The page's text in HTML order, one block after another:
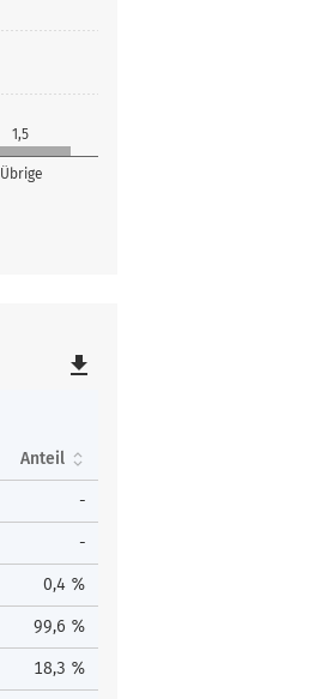
Übrige
1,5
file_download
Anteil
-
-
0,4 %
99,6 %
18,3 %